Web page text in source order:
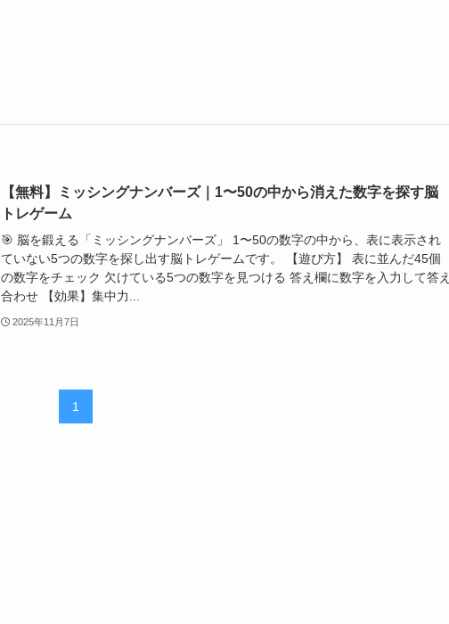
【無料】ミッシングナンバーズ｜1〜50の中から消えた数字を探す脳
トレゲーム
🎯 脳を鍛える「ミッシングナンバーズ」 1〜50の数字の中から、表に表示され
ていない5つの数字を探し出す脳トレゲームです。 【遊び方】 表に並んだ45個
の数字をチェック 欠けている5つの数字を見つける 答え欄に数字を入力して答え
合わせ 【効果】集中力...
2025年11月7日
1